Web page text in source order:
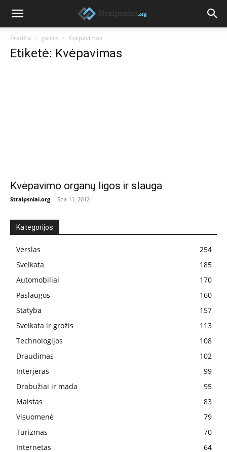
Pradžia gairės Kvėpavimas
Etiketė: Kvėpavimas
Kvėpavimo organų ligos ir slauga
Straipsniai.org - Spa 11, 2012
Kategorijos
Verslas
254
Sveikata
185
Automobiliai
170
Paslaugos
160
Statyba
157
Sveikata ir grožis
113
Technologijos
108
Draudimas
102
Interjeras
99
Drabužiai ir mada
95
Maistas
83
Visuomenė
79
Turizmas
70
Internetas
64